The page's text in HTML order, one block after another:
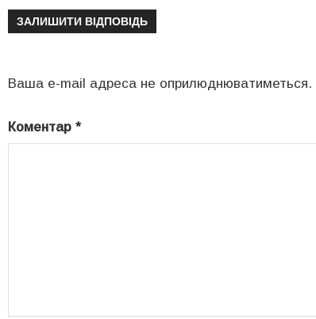
ЗАЛИШИТИ ВІДПОВІДЬ
Ваша e-mail адреса не оприлюднюватиметься.
Коментар *